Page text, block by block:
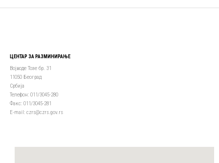
ЦЕНТАР ЗА РАЗМИНИРАЊЕ
Војводе Тозе бр. 31
11050 Београд
Србија
Телефон: 011/3045-280
Факс: 011/3045-281
Е-mail: czrs@czrs.gov.rs